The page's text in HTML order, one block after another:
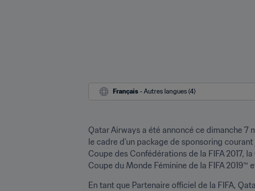
Français - Autres langues (4)
Qatar Airways a été annoncé ce dimanche 7
le cadre d’un package de sponsoring
Coupe des Confédérations de la FIFA 2017,
Coupe du Monde Féminine de la FIFA 2019™
En tant que Partenaire officiel de la FIFA,